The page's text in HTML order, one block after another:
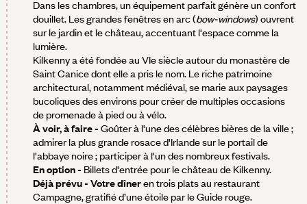
Dans les chambres, un équipement parfait génère un confort
douillet. Les grandes fenêtres en arc (bow-windows) ouvrent
sur le jardin et le château, accentuant l'espace comme la
lumière.
Kilkenny a été fondée au VIe siècle autour du monastère de
Saint Canice dont elle a pris le nom. Le riche patrimoine
architectural, notamment médiéval, se marie aux paysages
bucoliques des environs pour créer de multiples occasions
de promenade à pied ou à vélo.
À voir, à faire - Goûter à l'une des célèbres bières de la ville ;
admirer la plus grande rosace d'Irlande sur le portail de
l'abbaye noire ; participer à l'un des nombreux festivals.
En option - Billets d'entrée pour le château de Kilkenny.
Déjà prévu - Votre dîneren trois plats au restaurant
Campagne, gratifié d’une étoile par le Guide rouge.